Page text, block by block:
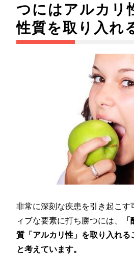
つにはアルカリ
性質を取り入れ
非常に深刻な疾患を引き起こす
ィブな要素に打ち勝つには、
質「アルカリ性」を取り入れる
と考えています。